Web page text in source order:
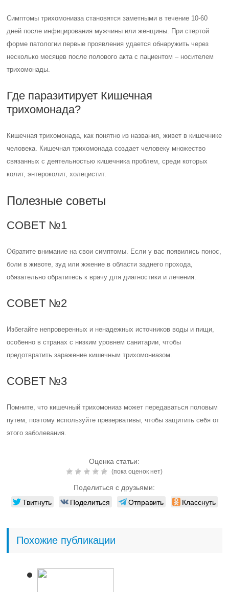
Симптомы трихомониаза становятся заметными в течение 10-60
дней после инфицирования мужчины или женщины. При стертой
форме патологии первые проявления удается обнаружить через
несколько месяцев после полового акта с пациентом – носителем
трихомонады.
Где паразитирует Кишечная
трихомонада?
Кишечная трихомонада, как понятно из названия, живет в кишечнике
человека. Кишечная трихомонада создает человеку множество
связанных с деятельностью кишечника проблем, среди которых
колит, энтероколит, холецистит.
Полезные советы
СОВЕТ №1
Обратите внимание на свои симптомы. Если у вас появились понос,
боли в животе, зуд или жжение в области заднего прохода,
обязательно обратитесь к врачу для диагностики и лечения.
СОВЕТ №2
Избегайте непроверенных и ненадежных источников воды и пищи,
особенно в странах с низким уровнем санитарии, чтобы
предотвратить заражение кишечным трихомониазом.
СОВЕТ №3
Помните, что кишечный трихомониаз может передаваться половым
путем, поэтому используйте презервативы, чтобы защитить себя от
этого заболевания.
Оценка статьи:
(пока оценок нет)
Поделиться с друзьями:
Твитнуть Поделиться Отправить Класснуть
Похожие публикации